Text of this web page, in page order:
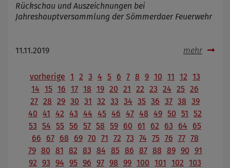
Rückschau und Auszeichnungen bei
Jahreshauptversammlung der Sömmerdaer Feuerwehr
11.11.2019 mehr
vorherige 1 2 3 4 5 6 7 8 9 10 11 12 13
14 15 16 17 18 19 20 21 22 23 24 25 26
27 28 29 30 31 32 33 34 35 36 37 38 39
40 41 42 43 44 45 46 47 48 49 50 51
52
53 54 55 56 57 58 59 60 61 62 63 64
65
66
67 68 69 70 71 72 73 74 75 76 77 78
79 80 81 82 83 84 85 86 87 88 89 90 91
92 93 94 95 96 97 98 99 100 101 102 103